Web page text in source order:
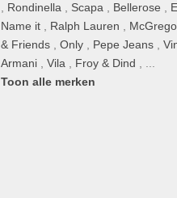
Rondinella Scapa Bellerose
Name it
Ralph Lauren
& Friends ,Only Pepe Jeans ,
Armani ,Vila Froy & Dind
Toon alle merken